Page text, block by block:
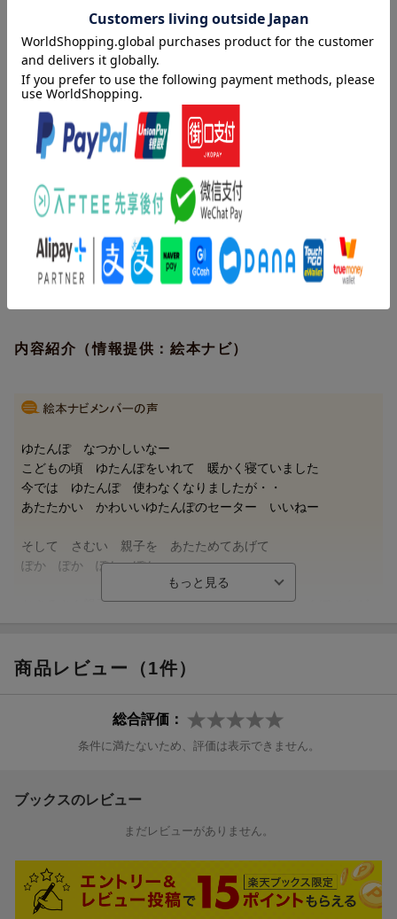
木枯らしがふく寒い日。ゆたんぽさんは自分でお湯を入れて、ち
くちく手編みしたセーターを着て、外に出かけました。
「いらっしゃいませ〜 ゆたんぽ ぽかぽか いかがですか〜」
すると、寒そうなおさるさんのおやこがやってきて、ゆたんぽさ
ぽかぽか ぽかぽか……
動物たちのほわわんとした笑顔から、体温のあたたかさと、幸せ
な心のあたたかさが伝わってきます。
子どもたちとくっつき、ぎゅっとしながら読みたくなる1冊。
更新日：2025年10月18日
ぽかぽか ぽかぽか……
動物たちのほわわんとした笑顔から、体と心で感じるぬくもりが
伝わってきます。
子どもたちとくっつき、ぎゅっとしながら読みたくなる1冊。
「たのしい いちにち」シリーズ8作目です。
著者情報（「BOOK」データベースより）
とよたかずひこ（トヨタカズヒコ）
豊田一彦。１９４７年宮城県に生まれる。早稲田大学第一文学部
卒業。絵本に『どんどこももんちゃん』〈第７回日本絵本賞〉な
どの「ももんちゃんあそぼう」シリーズ、紙芝居に『ぞうさんき
かんしゃぽっぽっぽっ』〈第５６回高橋五山賞〉（童心社）など
がある（本データはこの書籍が刊行された当時に掲載されていた
内容紹介（情報提供：絵本ナビ）
ゆたんぽ なつかしいなー
こどもの頃 ゆたんぽをいれて 暖かく寝ていました
今では ゆたんぽ 使わなくなりましたが・・
あたたかい かわいいゆたんぽのセーター いいねー
そして さむい 親子を あたためてあげて
ぽか ぽか ぽか ぽか・・
おさるさん親子も ぶたさんもさむそう でもゆたんぽさんが
ゆたんぽさんの やさしさと温かさで 笑顔の親子
体も 心まで温めてくれるのが いいですねー（にぎりすしさ
【情報提供・絵本ナビ】
商品レビュー（1件）
総合評価：
条件に満たないため、評価は表示できません。
ブックスのレビュー
まだレビューがありません。